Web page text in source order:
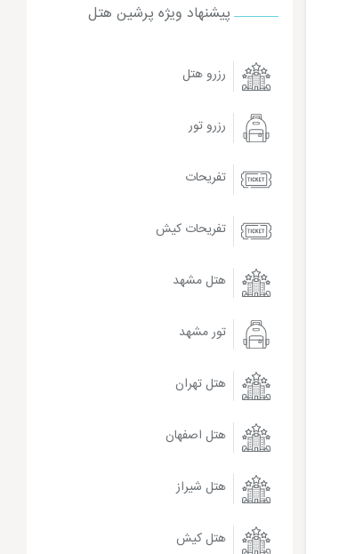
پیشنهاد ویژه پرشین هتل
رزرو هتل
رزرو تور
تفریحات
تفریحات کیش
هتل مشهد
تور مشهد
هتل تهران
هتل اصفهان
هتل شیراز
هتل کیش